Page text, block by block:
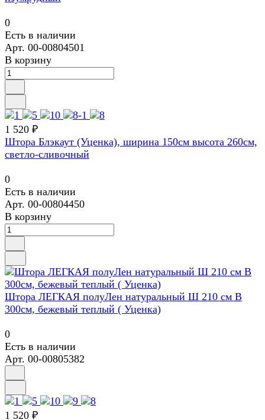
0
Есть в наличии
Арт. 00-00804501
В корзину
1 520 ₽
Штора Блэкаут (Уценка), ширина 150см высота 260см,
светло-сливочный
0
Есть в наличии
Арт. 00-00804450
В корзину
Штора ЛЕГКАЯ полуЛен натуральный Ш 210 см В
300см, бежевый теплый ( Уценка)
0
Есть в наличии
Арт. 00-00805382
1 520 ₽